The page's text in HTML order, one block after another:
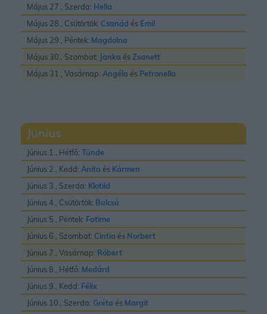
Május 27., Szerda: Hella
Május 28., Csütörtök: Csanád és Emil
Május 29., Péntek: Magdolna
Május 30., Szombat: Janka ésZsanett
Május 31., Vasárnap: Angéla és Petronella
Június
Június 1., Hétfő: Tünde
Június 2., Kedd: Anita és Kármen
Június 3., Szerda: Klotild
Június 4., Csütörtök: Bulcsú
Június 5., Péntek: Fatime
Június 6., Szombat: Cintia és Norbert
Június 7., Vasárnap: Róbert
Június 8., Hétfő: Medárd
Június 9., Kedd: Félix
Június 10., Szerda: Gréta és Margit